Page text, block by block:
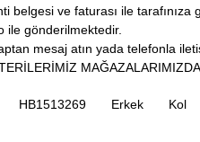
belgesi ve faturası ile tarafınıza
ile gönderilmektedir.
mesaj atın yada telefonla
HB1513269 Erkek Kol